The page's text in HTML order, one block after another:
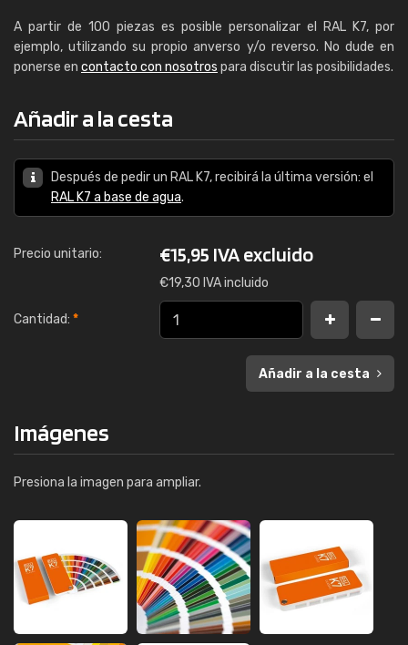
A partir de 100 piezas es posible personalizar el RAL K7, por
ejemplo, utilizando su propio anverso y/o reverso. No dude en
ponerse en contacto con nosotros para discutir las posibilidades.
Añadir a la cesta
Después de pedir un RAL K7, recibirá la última versión: el
RAL K7 a base de agua.
Precio unitario: €15,95 IVA excluido
€19,30 IVA incluido
Cantidad: *
Añadir a la cesta
Imágenes
Presiona la imagen para ampliar.